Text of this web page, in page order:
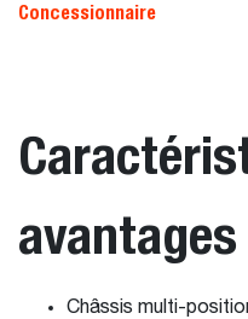
Concessionnaire
avantages
Châssis multi-